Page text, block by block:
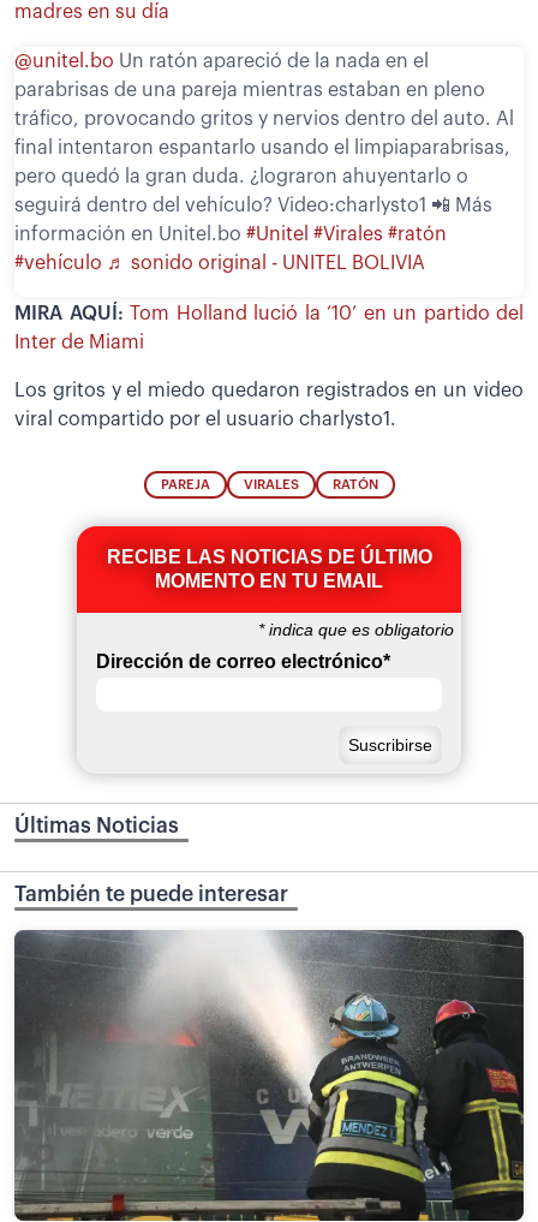
madres en su día
@unitel.bo Un ratón apareció de la nada en el
parabrisas de una pareja mientras estaban en pleno
tráfico, provocando gritos y nervios dentro del auto. Al
final intentaron espantarlo usando el limpiaparabrisas,
pero quedó la gran duda. ¿lograron ahuyentarlo o
seguirá dentro del vehículo? Video:charlysto1 📲 Más
información en Unitel.bo #Unitel #Virales #ratón
#vehículo ♬ sonido original - UNITEL BOLIVIA
MIRA AQUÍ: Tom Holland lució la ‘10’ en un partido del
Inter de Miami
Los gritos y el miedo quedaron registrados en un video
viral compartido por el usuario charlysto1.
PAREJA VIRALES RATÓN
RECIBE LAS NOTICIAS DE ÚLTIMO
MOMENTO EN TU EMAIL
*indica que es obligatorio
Dirección de correo electrónico*
Últimas Noticias
También te puede interesar